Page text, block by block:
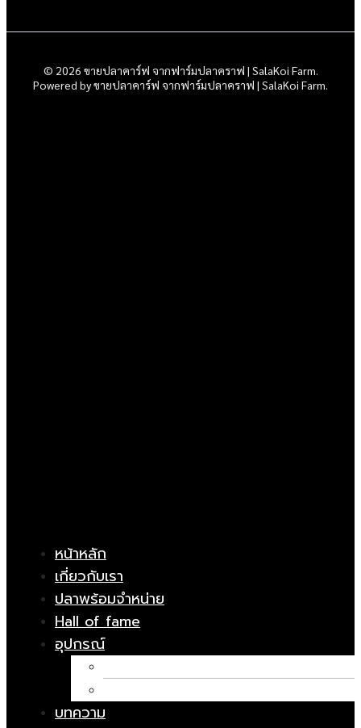
© 2026 ขายปลาคาร์ฟ จากฟาร์มปลาคราฟ | SalaKoi Farm.
Powered by ขายปลาคาร์ฟ จากฟาร์มปลาคราฟ | SalaKoi Farm.
หน้าหลัก
เกี่ยวกับเรา
ปลาพร้อมจำหน่าย
Hall of fame
อุปกรณ์
บทความ